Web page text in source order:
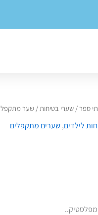
ספר/ שערי בטיחות/ שער מתקפל baby dan
לילדים,שערים מתקפלים